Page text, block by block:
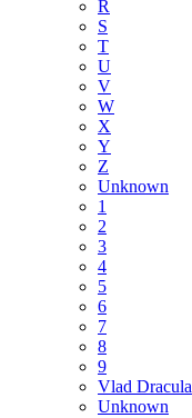
R
S
T
U
V
W
X
Y
Z
Unknown
1
2
3
4
5
6
7
8
9
Vlad Dracula
Unknown